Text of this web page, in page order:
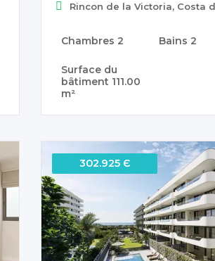
Rincon de la Victoria, Costa
Chambres 2 Bains 2
Surface du
bâtiment 111.00
m²
302.925 Є